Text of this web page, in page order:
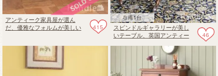
415
アンティーク家具屋が選ん
だ、優雅なフォルムが美しい
在庫1台
46
スピンドルギャラリーが美し
いテーブル、英国アンティー